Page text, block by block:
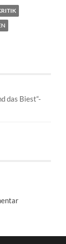
das Biest“-